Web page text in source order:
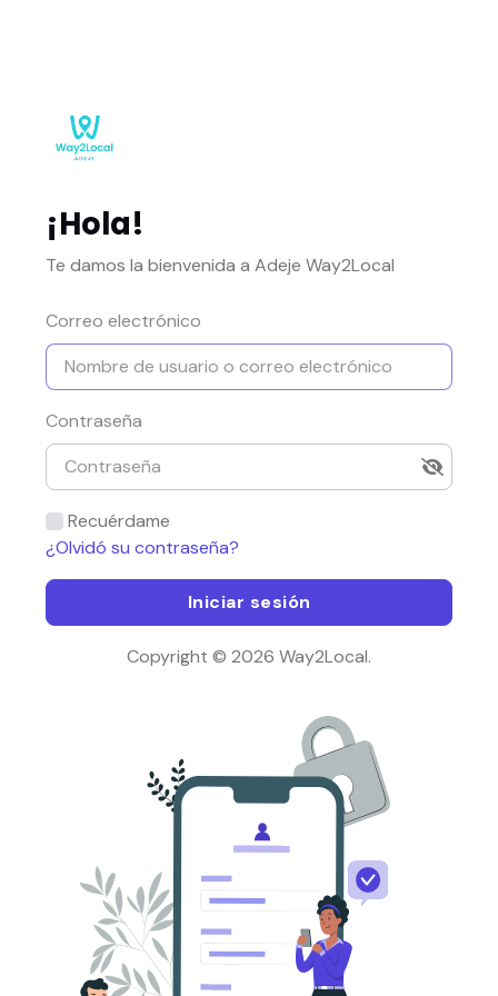
¡Hola!
Te damos la bienvenida a Adeje Way2Local
Correo electrónico
Contraseña
Recuérdame
¿Olvidó su contraseña?
Iniciar sesión
Copyright © 2026 Way2Local.